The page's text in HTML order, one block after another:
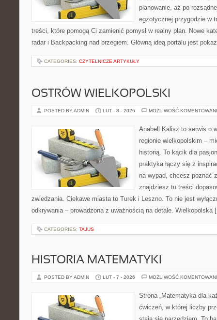
planowanie, aż po
egzotycznej przygodzie w
treści, które pomogą Ci zamienić pomysł w realny plan. Nowe
radar i Backpacking nad brzegiem. Główną ideą portalu jest
CATEGORIES: CZYTELNICZE ARTYKUŁY
OSTRÓW WIELKOPOLSKI
POSTED BY ADMIN LUT - 8 - 2026 MOŻLIWOŚĆ
Anabell Kalisz to serwis o
regionie wielkopolskim –
historią. To kącik dla
praktyka łączy się z
na wypad, chcesz poznać
znajdziesz tu treści
zwiedzania. Ciekawe miasta to Turek i Leszno. To nie jest
odkrywania – prowadzona z uważnością na detale.
CATEGORIES: TAJUS
HISTORIA MATEMATYKI
POSTED BY ADMIN LUT - 7 - 2026 MOŻLIWOŚĆ
Strona „Matematyka dla
ćwiczeń, w której liczby